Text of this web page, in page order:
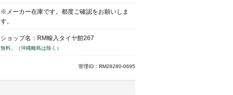
※メーカー在庫です。都度ご確認をお願いしま
す。
ショップ名：RM輸入タイヤ館267
無料。（沖縄離島は除く）
管理ID：RM28280-0695